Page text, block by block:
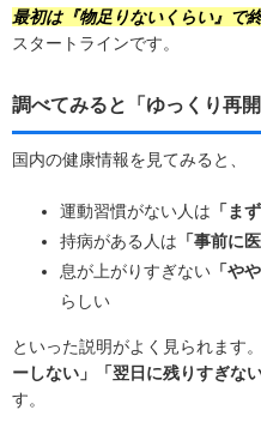
最初は『物足りないくらい』で
スタートラインです。
調べてみると「ゆっくり再
国内の健康情報を見てみると、
運動習慣がない人は 「ま
持病がある人は 「事前に
息が上がりすぎない 「や
らしい
といった説明がよく見られます
ーしない」「翌日に残りすぎない
す。